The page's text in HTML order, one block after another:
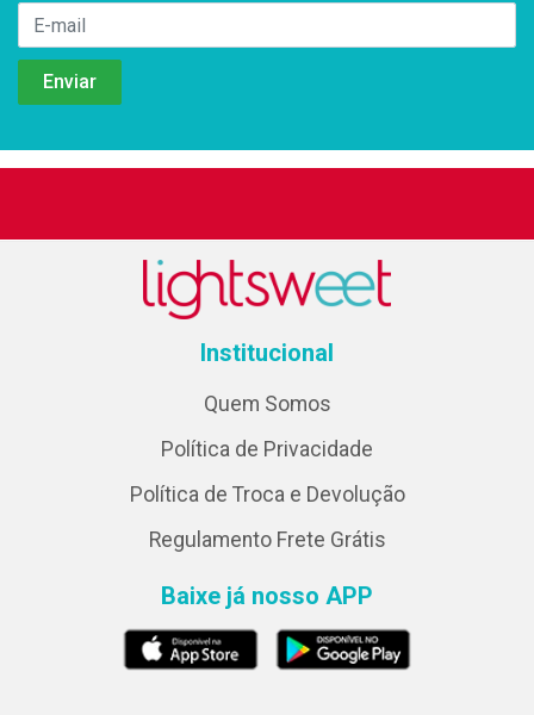
Institucional
Quem Somos
Política de Privacidade
Política de Troca e Devolução
Regulamento Frete Grátis
Baixe já nosso APP